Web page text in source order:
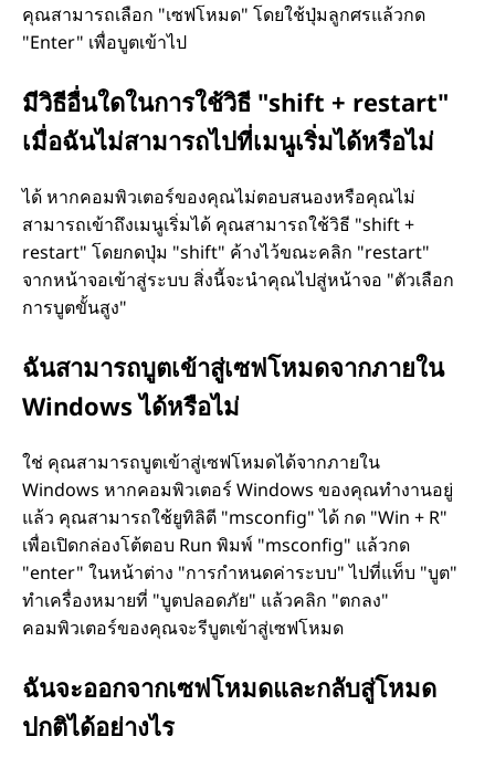
ต
W
n
w
คุณสามารถเลือก "เซฟโหมด" โดยใช้ปุ่มลูกศรแล้วกด
"Enter" เพื่อบูตเข้าไป
มีวิธีอื่นใดในการใช้วิธี "shift + restart"
เมื่อฉันไม่สามารถไปที่เมนูเริ่มได้หรือไม่
ได้ หากคอมพิวเตอร์ของคุณไม่ตอบสนองหรือคุณไม่
สามารถเข้าถึงเมนูเริ่มได้ คุณสามารถใช้วิธี "shift +
restart" โดยกดปุ่ม "shift" ค้างไว้ขณะคลิก "restart"
จากหน้าจอเข้าสู่ระบบ สิ่งนี้จะนำคุณไปสู่หน้าจอ "ตัวเลือก
การบูตขั้นสูง"
ฉันสามารถบูตเข้าสู่เซฟโหมดจากภายใน
Windows ได้หรือไม่
ใช่ คุณสามารถบูตเข้าสู่เซฟโหมดได้จากภายใน
Windows หากคอมพิวเตอร์ Windows ของคุณทำงานอยู่
แล้ว คุณสามารถใช้ยูทิลิตี "msconfig" ได้ กด "Win + R"
เพื่อเปิดกล่องโต้ตอบ Run พิมพ์ "msconfig" แล้วกด
"enter" ในหน้าต่าง "การกำหนดค่าระบบ" ไปที่แท็บ "บูต"
ทำเครื่องหมายที่ "บูตปลอดภัย" แล้วคลิก "ตกลง"
คอมพิวเตอร์ของคุณจะรีบูตเข้าสู่เซฟโหมด
ฉันจะออกจากเซฟโหมดและกลับสู่โหมด
ปกติได้อย่างไร